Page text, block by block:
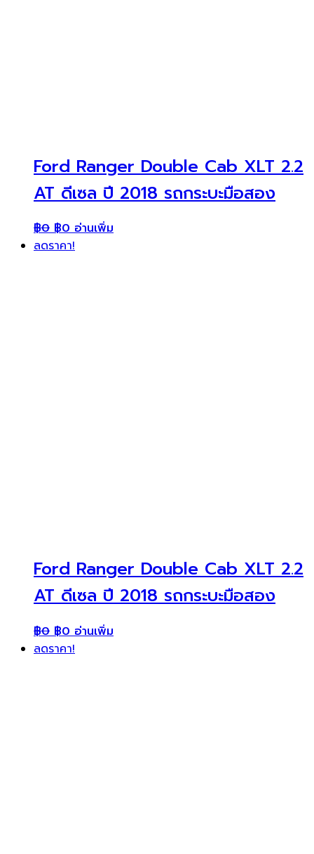
Ford Ranger Double Cab XLT 2.2
AT ดีเซล ปี 2018 รถกระบะมือสอง
฿0 ฿0 อ่านเพิ่ม
ลดราคา!
Ford Ranger Double Cab XLT 2.2
AT ดีเซล ปี 2018 รถกระบะมือสอง
฿0 ฿0 อ่านเพิ่ม
ลดราคา!